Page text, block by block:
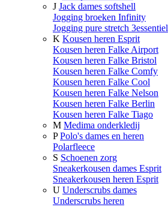
J Jack dames softshell
Jogging broeken Infinity
Jogging pure stretch 3essentiel
K Kousen heren Esprit
Kousen heren Falke Airport
Kousen heren Falke Bristol
Kousen heren Falke Comfy
Kousen heren Falke Cool
Kousen heren Falke Nelson
Kousen heren Falke Berlin
Kousen heren Falke Tiago
M Medima onderkledij
P Polo's dames en heren
Polarfleece
S Schoenen zorg
Sneakerkousen dames Esprit
Sneakerkousen heren Esprit
U Underscrubs dames
Underscrubs heren